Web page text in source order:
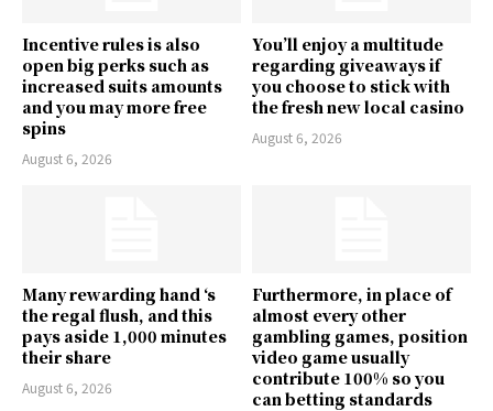
Incentive rules is also
open big perks such as
increased suits amounts
and you may more free
spins
August 6, 2026
You’ll enjoy a multitude
regarding giveaways if
you choose to stick with
the fresh new local casino
August 6, 2026
Many rewarding hand ‘s
the regal flush, and this
pays aside 1,000 minutes
their share
August 6, 2026
Furthermore, in place of
almost every other
gambling games, position
video game usually
contribute 100% so you
can betting standards